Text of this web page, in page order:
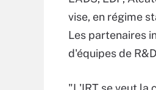
vise, en régime
Les partenaires
d'équipes de